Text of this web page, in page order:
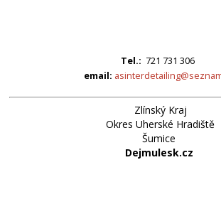
Tel.: 721 731 306
email:
Zlínský Kraj
Okres Uherské Hradiště
Šumice
Dejmulesk.cz